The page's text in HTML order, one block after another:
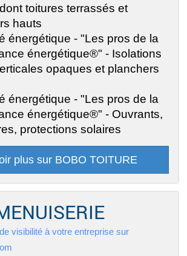
toitures terrassés et
hauts
énergétique - "Les pros de la
énergétique®" - Isolations
opaques et planchers
énergétique - "Les pros de la
énergétique®" - Ouvrants,
protections solaires
plus sur BOBO TOITURE
visibilité à votre entreprise sur